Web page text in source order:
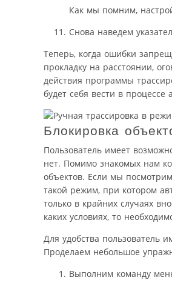
Как мы помним,
Снова наведем
Теперь, когда ошибки
прокладку на расстоянии,
действия программы
будет себя вести в процессе
Блокировка
Пользователь имеет
нет. Помимо знакомых нам
объектов. Если мы
такой режим, при котором
только в крайних случаях
каких условиях, то
Для удобства пользователь
Проделаем небольшое
Выполним команду